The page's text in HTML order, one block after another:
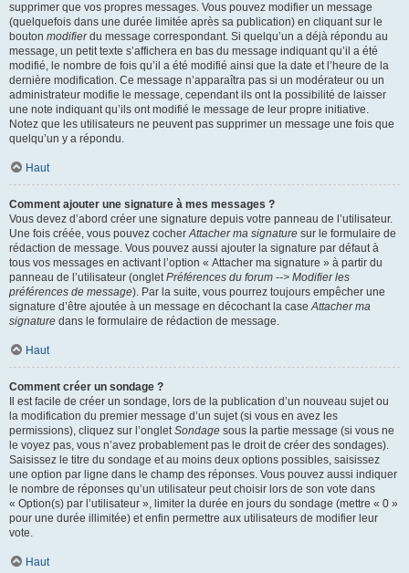
supprimer que vos propres messages. Vous pouvez modifier un message
(quelquefois dans une durée limitée après sa publication) en cliquant sur le
bouton modifierdu message correspondant. Si quelqu’un a déjà répondu au
message, un petit texte s’affichera en bas du message indiquant qu’il a été
modifié, le nombre de fois qu’il a été modifié ainsi que la date et l’heure de la
dernière modification. Ce message n’apparaîtra pas si un modérateur ou un
administrateur modifie le message, cependant ils ont la possibilité de laisser
une note indiquant qu’ils ont modifié le message de leur propre initiative.
Notez que les utilisateurs ne peuvent pas supprimer un message une fois que
quelqu’un y a répondu.
Haut
Comment ajouter une signature à mes messages ?
Vous devez d’abord créer une signature depuis votre panneau de l’utilisateur.
Une fois créée, vous pouvez cocherAttacher ma signature sur le formulaire de
rédaction de message. Vous pouvez aussi ajouter la signature par défaut à
tous vos messages en activant l’option « Attacher ma signature » à partir du
panneau de l’utilisateur (ongletPréférences du forum --> Modifier les
préférences de message). Par la suite, vous pourrez toujours empêcher une
signature d’être ajoutée à un message en décochant la caseAttacher ma
signature dans le formulaire de rédaction de message.
Haut
Comment créer un sondage ?
Il est facile de créer un sondage, lors de la publication d’un nouveau sujet ou
la modification du premier message d’un sujet (si vous en avez les
permissions), cliquez sur l’ongletSondage sous la partie message (si vous ne
le voyez pas, vous n’avez probablement pas le droit de créer des sondages).
Saisissez le titre du sondage et au moins deux options possibles, saisissez
une option par ligne dans le champ des réponses. Vous pouvez aussi indiquer
le nombre de réponses qu’un utilisateur peut choisir lors de son vote dans
« Option(s) par l’utilisateur », limiter la durée en jours du sondage (mettre « 0 »
pour une durée illimitée) et enfin permettre aux utilisateurs de modifier leur
vote.
Haut